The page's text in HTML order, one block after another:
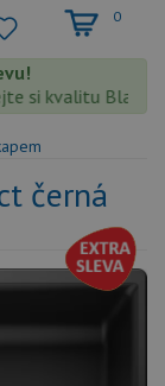
0
si kvalitu Blanco
černá